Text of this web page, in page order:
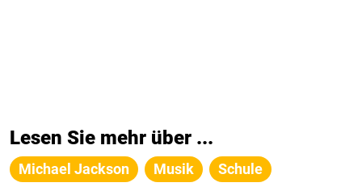
Lesen Sie mehr über ...
Michael Jackson Musik Schule